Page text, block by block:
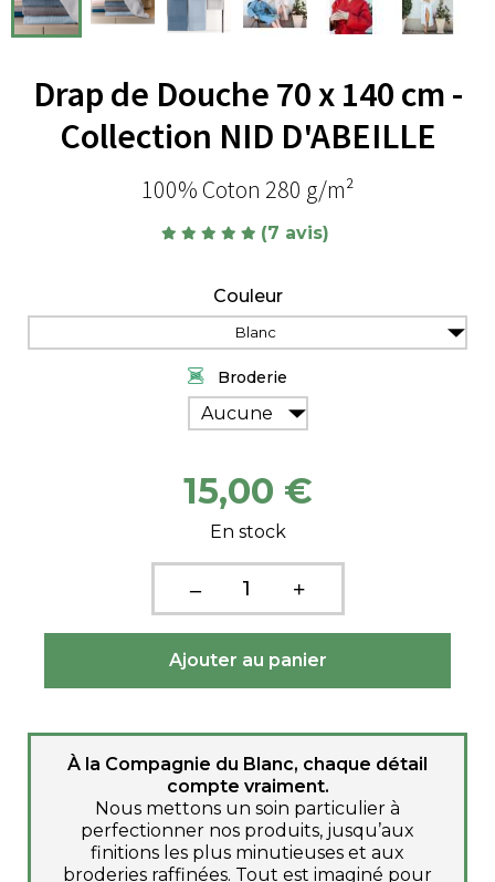
Drap de Douche 70 x 140 cm -
Collection NID D'ABEILLE
100% Coton 280 g/m²
(7 avis)
Couleur
Blanc
Broderie
Aucune
15,00 €
En stock
À la Compagnie du Blanc, chaque détail
compte vraiment.
Nous mettons un soin particulier à
perfectionner nos produits, jusqu’aux
finitions les plus minutieuses et aux
broderies raffinées. Tout est imaginé pour